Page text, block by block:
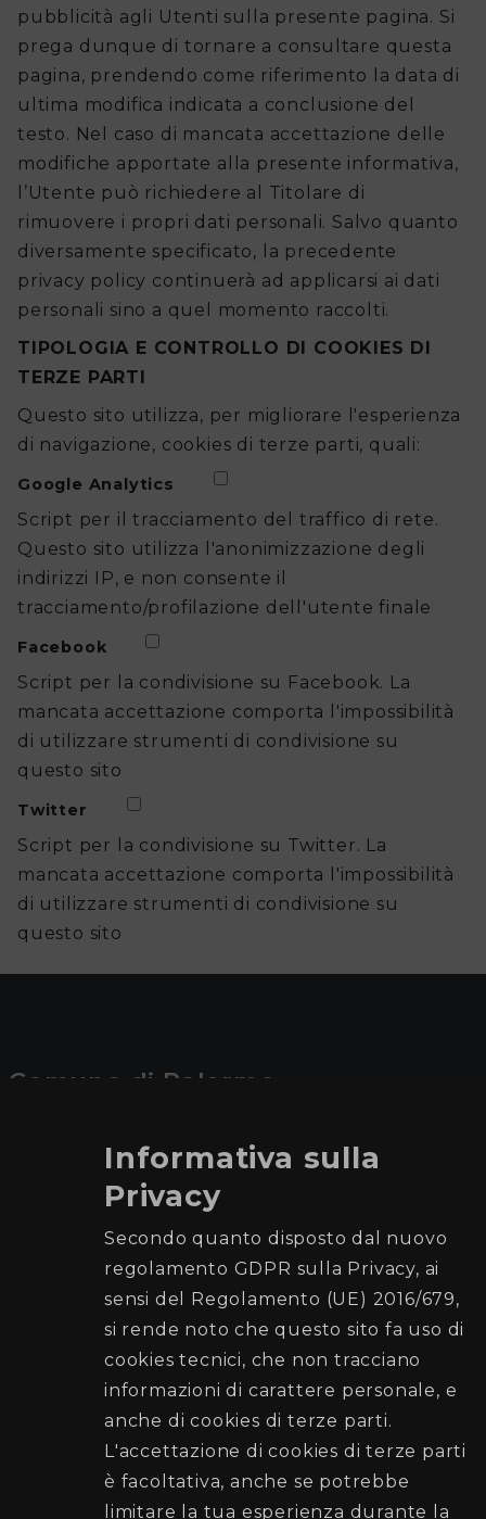
pubblicità agli Utenti sulla presente pagina. Si
prega dunque di tornare a consultare questa
pagina, prendendo come riferimento la data di
ultima modifica indicata a conclusione del
testo. Nel caso di mancata accettazione delle
modifiche apportate alla presente informativa,
l’Utente può richiedere al Titolare di
rimuovere i propri dati personali. Salvo quanto
diversamente specificato, la precedente
privacy policy continuerà ad applicarsi ai dati
personali sino a quel momento raccolti.
TIPOLOGIA E CONTROLLO DI COOKIES DI
TERZE PARTI
Questo sito utilizza, per migliorare l'esperienza
di navigazione, cookies di terze parti, quali:
Google Analytics
Script per il tracciamento del traffico di rete.
Questo sito utilizza l'anonimizzazione degli
indirizzi IP, e non consente il
tracciamento/profilazione dell'utente finale
Facebook
Script per la condivisione su Facebook. La
mancata accettazione comporta l'impossibilità
di utilizzare strumenti di condivisione su
questo sito
Twitter
Script per la condivisione su Twitter. La
mancata accettazione comporta l'impossibilità
di utilizzare strumenti di condivisione su
questo sito
Comune di Palermo
L’Autorità Garante per le persone
con disabilità
Recapiti e Contatti
Sede:Palazzo Natale - Via Garibaldi, 26, 90133
Posta elettronica:
garantedisabilita@comune.palermo.it
Telefono: 331 7558894
Seguici su
Informativa sulla
Privacy
Secondo quanto disposto dal nuovo
regolamento GDPR sulla Privacy, ai
sensi del Regolamento (UE) 2016/679,
si rende noto che questo sito fa uso di
cookies tecnici, che non tracciano
informazioni di carattere personale, e
anche di cookies di terze parti.
L'accettazione di cookies di terze parti
è facoltativa, anche se potrebbe
limitare la tua esperienza durante la